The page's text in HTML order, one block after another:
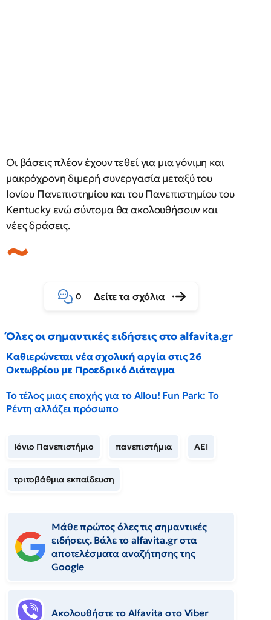
Οι βάσεις πλέον έχουν τεθεί για μια γόνιμη και
μακρόχρονη διμερή συνεργασία μεταξύ του
Ιονίου Πανεπιστημίου και του Πανεπιστημίου του
Kentucky ενώ σύντομα θα ακολουθήσουν και
νέες δράσεις.
0 Δείτε τα σχόλια
Όλες οι σημαντικές ειδήσεις στο alfavita.gr
Καθιερώνεται νέα σχολική αργία στις 26
Οκτωβρίου με Προεδρικό Διάταγμα
Το τέλος μιας εποχής για το Allou! Fun Park: Το
Ρέντη αλλάζει πρόσωπο
Ιόνιο Πανεπιστήμιο πανεπιστήμια ΑΕΙ
τριτοβάθμια εκπαίδευση
Μάθε πρώτος όλες τις σημαντικές
ειδήσεις. Βάλε το alfavita.gr στα
αποτελέσματα αναζήτησης της
Google
Ακολουθήστε το Αlfavita στο Viber